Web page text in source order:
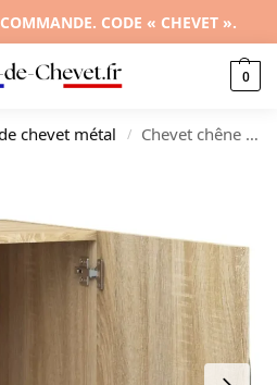
CODE « CHEVET ».
0
chevet métal / Chevet chêne design 3 tiroirs, 40x40x50cm